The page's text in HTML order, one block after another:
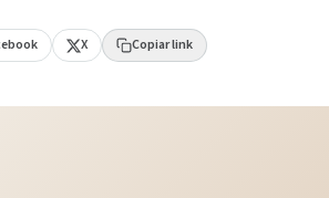
X Copiar link